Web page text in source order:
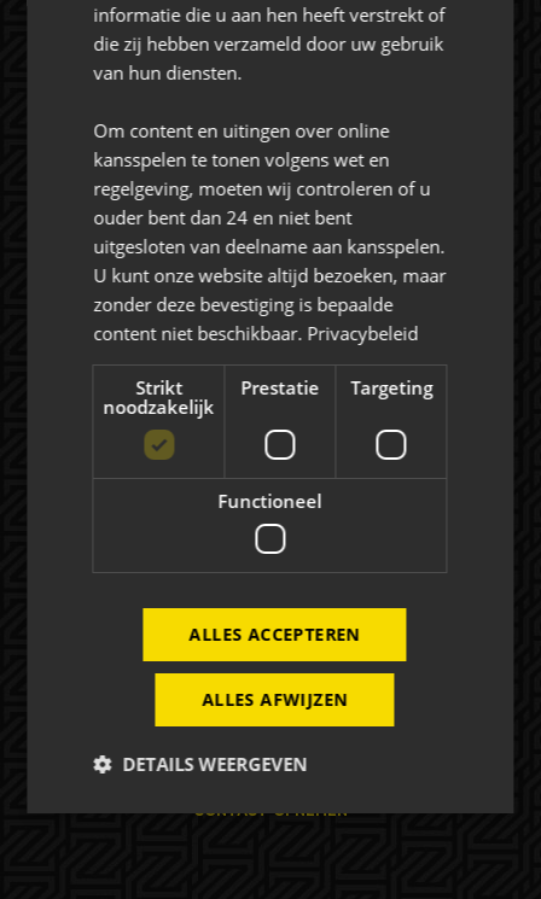
commercie@nac.nl
Over NAC Zakelijk
NAC ZAKELIJK
NIEUWS
Evenementen
EVENEMENTEN
HOSPITALITY
EXPOSURE
CONTACT OPNEMEN
informatie die u aan hen heeft verstrekt of
die zij hebben verzameld door uw gebruik
van hun diensten.
Om content en uitingen over online
kansspelen te tonen volgens wet en
regelgeving, moeten wij controleren of u
ouder bent dan 24 en niet bent
uitgesloten van deelname aan kansspelen.
U kunt onze website altijd bezoeken, maar
zonder deze bevestiging is bepaalde
content niet beschikbaar. Privacybeleid
Strikt
noodzakelijk
Prestatie Targeting
Functioneel
ALLES ACCEPTEREN
ALLES AFWIJZEN
DETAILS WEERGEVEN